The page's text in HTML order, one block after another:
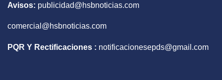
Avisos: publicidad@hsbnoticias.com
comercial@hsbnoticias.com
PQR Y Rectificaciones : notificacionesepds@gmail.com